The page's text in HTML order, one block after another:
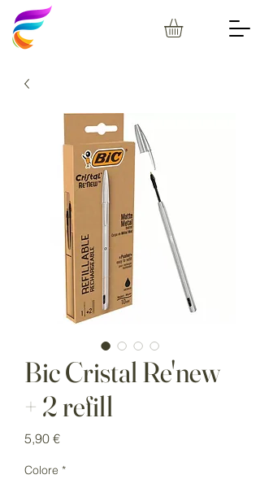
Bic Cristal Re'new
+ 2 refill
5,90 €Prezzo
Colore *